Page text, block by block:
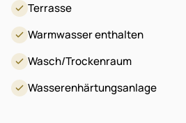
Terrasse
Warmwasser enthalten
Wasch/Trockenraum
Wasserenhärtungsanlage